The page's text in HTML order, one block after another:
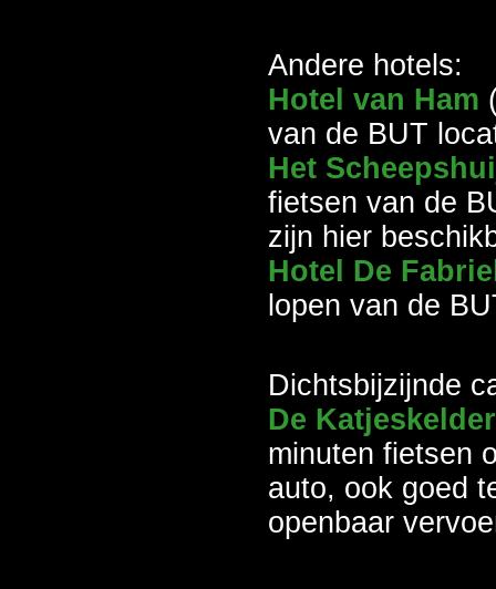
Andere hotels:
Hotel van Ham
van de BUT
Het
fietsen van de
zijn hier
Hotel De
lopen van de
Dichtsbijzijnde
De
minuten fietsen
auto, ook goed
openbaar